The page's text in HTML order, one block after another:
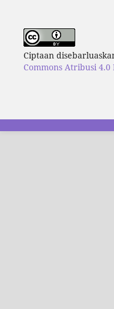
Ciptaan
Commons Atribusi